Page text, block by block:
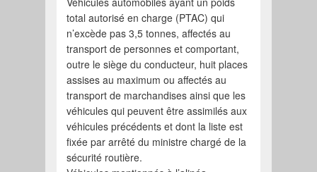
total autorisé en charge (PTAC) qui
n’excède pas 3,5 tonnes, affectés au
transport de personnes et comportant,
outre le siège du conducteur, huit places
assises au maximum ou affectés au
transport de marchandises ainsi que les
véhicules qui peuvent être assimilés aux
véhicules précédents et dont la liste est
fixée par arrêté du ministre chargé de la
sécurité routière.